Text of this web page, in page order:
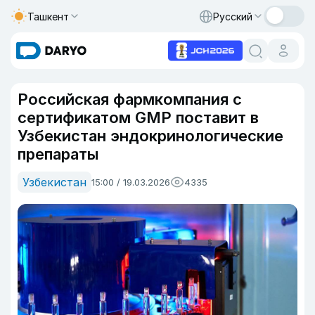
Ташкент Русский
Российская фармкомпания с
сертификатом GMP поставит в
Узбекистан эндокринологические
препараты
Узбекистан 15:00 / 19.03.2026 4335